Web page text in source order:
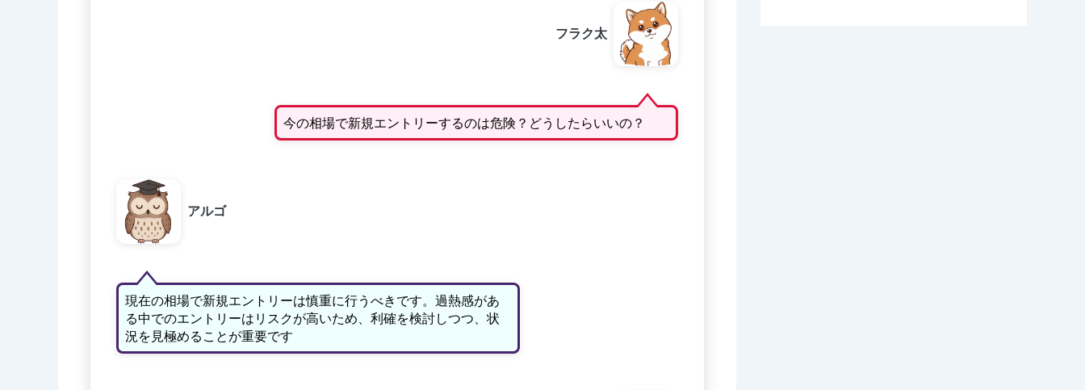
フラク太
今の相場で新規エントリーするのは危険？どうしたらいいの？
アルゴ
現在の相場で新規エントリーは慎重に行うべきです。過熱感があ
る中でのエントリーはリスクが高いため、利確を検討しつつ、状
況を見極めることが重要です